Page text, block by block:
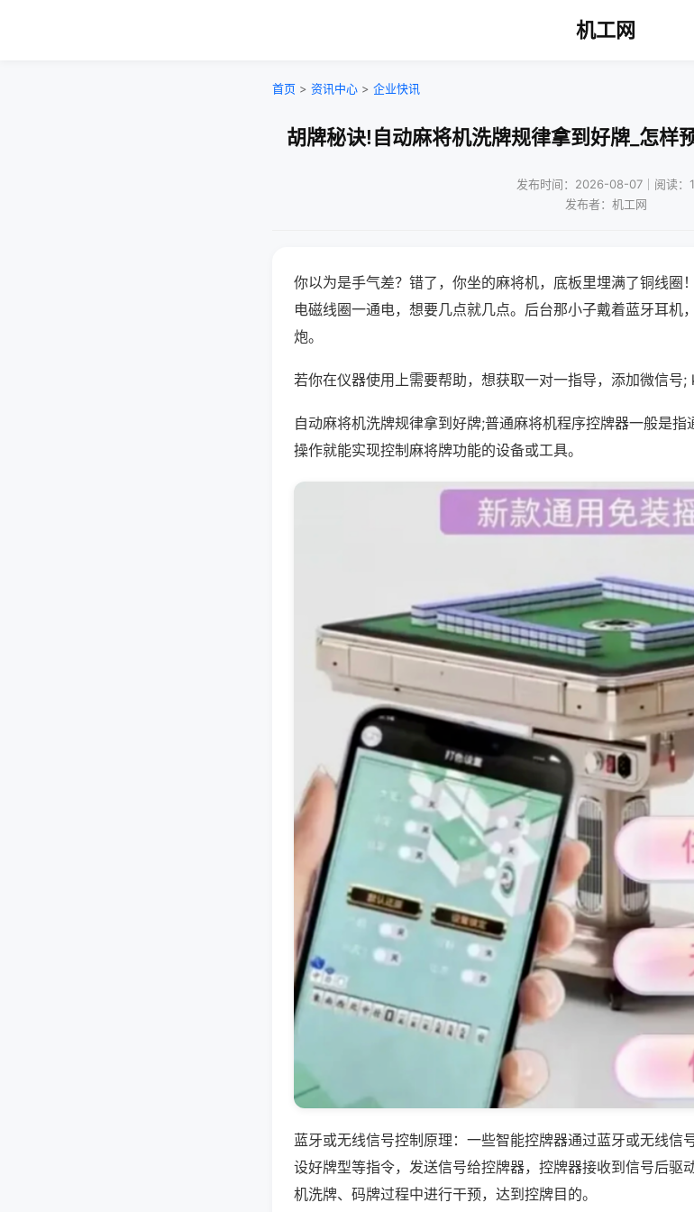
机工网
首页 > 资讯中心 > 企业快讯
胡牌秘诀!自动麻将机洗牌规律拿到好牌_怎样
发布时间：2026-08-07｜阅读：1
发布者：机工网
你以为是手气差？错了，你坐的麻将机，底板里埋满了铜线圈
电磁线圈一通电，想要几点就几点。后台那小子戴着蓝牙耳机
炮。
若你在仪器使用上需要帮助，想获取一对一指导，添加微信号;
自动麻将机洗牌规律拿到好牌;普通麻将机程序控牌器一般是
操作就能实现控制麻将牌功能的设备或工具。
蓝牙或无线信号控制原理：一些智能控牌器通过蓝牙或无线信
设好牌型等指令，发送信号给控牌器，控牌器接收到信号后驱
机洗牌、码牌过程中进行干预，达到控牌目的。